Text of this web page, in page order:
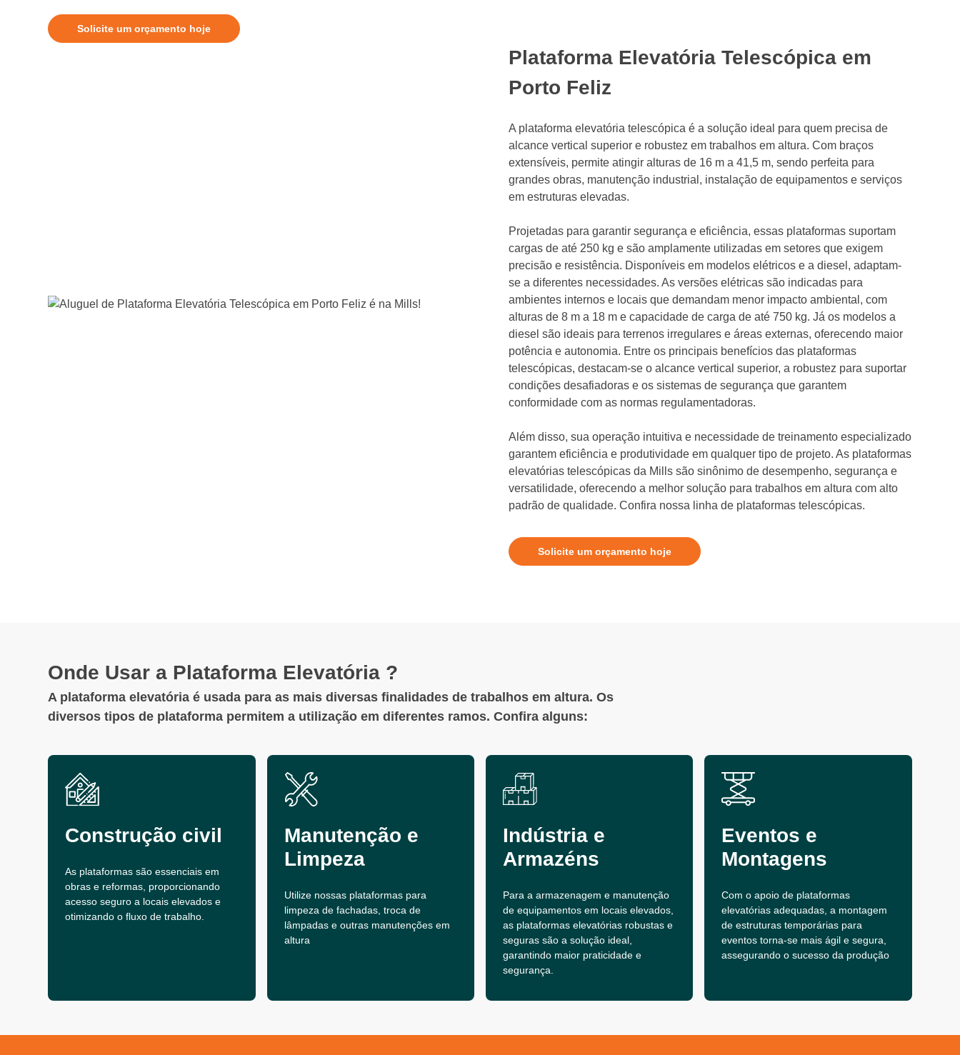
Solicite um orçamento hoje
Plataforma Elevatória Telescópica em
Porto Feliz
A plataforma elevatória telescópica é a solução ideal para quem precisa de
alcance vertical superior e robustez em trabalhos em altura. Com braços
extensíveis, permite atingir alturas de 16 m a 41,5 m, sendo perfeita para
grandes obras, manutenção industrial, instalação de equipamentos e serviços
em estruturas elevadas.
Projetadas para garantir segurança e eficiência, essas plataformas suportam
cargas de até 250 kg e são amplamente utilizadas em setores que exigem
precisão e resistência. Disponíveis em modelos elétricos e a diesel, adaptam-
se a diferentes necessidades. As versões elétricas são indicadas para
ambientes internos e locais que demandam menor impacto ambiental, com
alturas de 8 m a 18 m e capacidade de carga de até 750 kg. Já os modelos a
diesel são ideais para terrenos irregulares e áreas externas, oferecendo maior
potência e autonomia. Entre os principais benefícios das plataformas
telescópicas, destacam-se o alcance vertical superior, a robustez para suportar
condições desafiadoras e os sistemas de segurança que garantem
conformidade com as normas regulamentadoras.
Além disso, sua operação intuitiva e necessidade de treinamento especializado
garantem eficiência e produtividade em qualquer tipo de projeto. As plataformas
elevatórias telescópicas da Mills são sinônimo de desempenho, segurança e
versatilidade, oferecendo a melhor solução para trabalhos em altura com alto
padrão de qualidade. Confira nossa linha de plataformas telescópicas.
Solicite um orçamento hoje
Onde Usar a Plataforma Elevatória ?
A plataforma elevatória é usada para as mais diversas finalidades de trabalhos em altura. Os
diversos tipos de plataforma permitem a utilização em diferentes ramos. Confira alguns:
Construção civil
As plataformas são essenciais em
obras e reformas, proporcionando
acesso seguro a locais elevados e
otimizando o fluxo de trabalho.
Manutenção e
Limpeza
Utilize nossas plataformas para
limpeza de fachadas, troca de
lâmpadas e outras manutenções em
altura
Indústria e
Armazéns
Para a armazenagem e manutenção
de equipamentos em locais elevados,
as plataformas elevatórias robustas e
seguras são a solução ideal,
garantindo maior praticidade e
segurança.
Eventos e
Montagens
Com o apoio de plataformas
elevatórias adequadas, a montagem
de estruturas temporárias para
eventos torna-se mais ágil e segura,
assegurando o sucesso da produção